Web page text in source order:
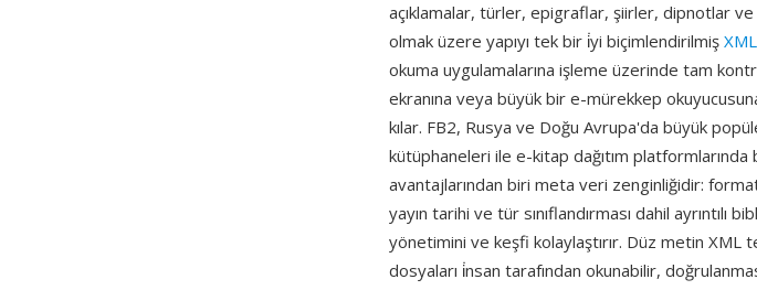
açıklamalar, türler, epigraflar, şiirler, dipnotlar
olmak üzere yapıyı tek bir i̇yi biçimlendirilmiş XML
okuma uygulamalarına işleme üzerinde tam
ekranına veya büyük bir e-mürekkep
kılar. FB2, Rusya ve Doğu Avrupa'da büyük
kütüphaneleri ile e-kitap dağıtım
avantajlarından biri meta veri zenginliğidir:
yayın tarihi ve tür sınıflandırması dahil ayrıntılı
yönetimini ve keşfi kolaylaştırır. Düz metin
dosyaları i̇nsan tarafından okunabilir,